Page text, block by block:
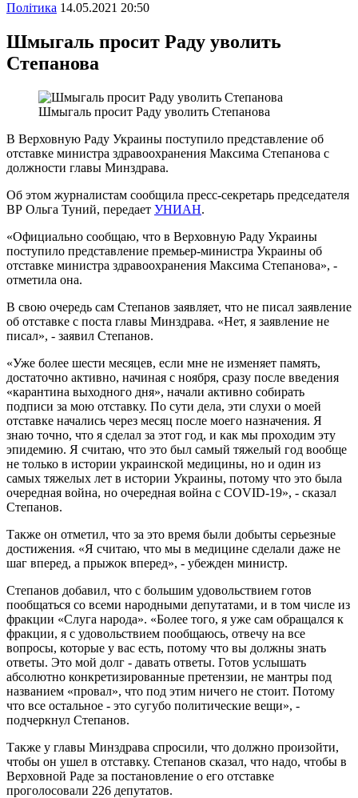
Полiтика 14.05.2021 20:50
Шмыгаль просит Раду уволить
Степанова
Шмыгаль просит Раду уволить Степанова
В Верховную Раду Украины поступило представление об
отставке министра здравоохранения Максима Степанова с
должности главы Минздрава.
Об этом журналистам сообщила пресс-секретарь председателя
ВР Ольга Туний, передает УНИАН.
«Официально сообщаю, что в Верховную Раду Украины
поступило представление премьер-министра Украины об
отставке министра здравоохранения Максима Степанова», -
отметила она.
В свою очередь сам Степанов заявляет, что не писал заявление
об отставке с поста главы Минздрава. «Нет, я заявление не
писал», - заявил Степанов.
«Уже более шести месяцев, если мне не изменяет память,
достаточно активно, начиная с ноября, сразу после введения
«карантина выходного дня», начали активно собирать
подписи за мою отставку. По сути дела, эти слухи о моей
отставке начались через месяц после моего назначения. Я
знаю точно, что я сделал за этот год, и как мы проходим эту
эпидемию. Я считаю, что это был самый тяжелый год вообще
не только в истории украинской медицины, но и один из
самых тяжелых лет в истории Украины, потому что это была
очередная война, но очередная война с COVID-19», - сказал
Степанов.
Также он отметил, что за это время были добыты серьезные
достижения. «Я считаю, что мы в медицине сделали даже не
шаг вперед, а прыжок вперед», - убежден министр.
Степанов добавил, что с большим удовольствием готов
пообщаться со всеми народными депутатами, и в том числе из
фракции «Слуга народа». «Более того, я уже сам обращался к
фракции, я с удовольствием пообщаюсь, отвечу на все
вопросы, которые у вас есть, потому что вы должны знать
ответы. Это мой долг - давать ответы. Готов услышать
абсолютно конкретизированные претензии, не мантры под
названием «провал», что под этим ничего не стоит. Потому
что все остальное - это сугубо политические вещи», -
подчеркнул Степанов.
Также у главы Минздрава спросили, что должно произойти,
чтобы он ушел в отставку. Степанов сказал, что надо, чтобы в
Верховной Раде за постановление о его отставке
проголосовали 226 депутатов.